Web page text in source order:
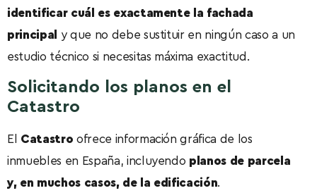
identificar cuál es exactamente la fachada
principal
y que no debe sustituir en ningún caso a un
estudio técnico si necesitas máxima exactitud.
Solicitando los planos en el
Catastro
El Catastro ofrece información gráfica de los
inmuebles en España, incluyendo planos de parcela
y, en muchos casos, de la edificación.